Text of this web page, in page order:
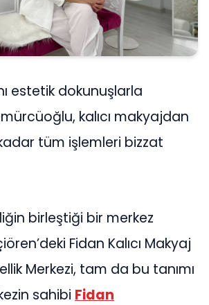
estetik dokunuşlarla
kalıcı makyajdan
tüm işlemleri bizzat
birleştiği bir merkez
Fidan Kalıcı Makyaj
Merkezi, tam da bu tanımı
sahibi Fidan